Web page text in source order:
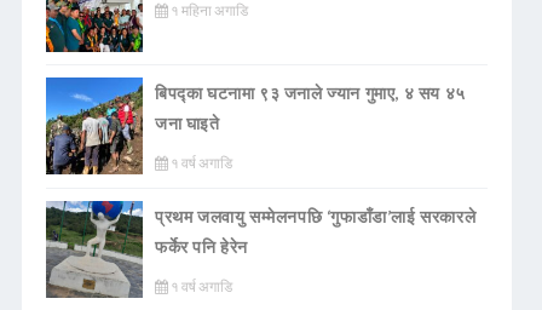
१ महिना अगाडि
बिपद्का घटनामा ९३ जनाले ज्यान गुमाए, ४ सय ४५
जना घाइते
१ वर्ष अगाडि
प्रथम जलवायु सम्मेलनपछि ‘गुफाडाँडा’लाई सरकारले
फर्केर पनि हेरेन
१ वर्ष अगाडि